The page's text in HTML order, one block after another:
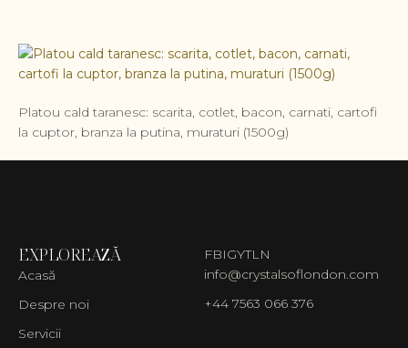
Platou cald taranesc: scarita, cotlet, bacon, carnati, cartofi
la cuptor, branza la putina, muraturi (1500g)
EXPLOREAZĂ
Acasă
Despre noi
Servicii
FBIGYTLN
info@crystalsoflondon.com
+44 7563 066 376